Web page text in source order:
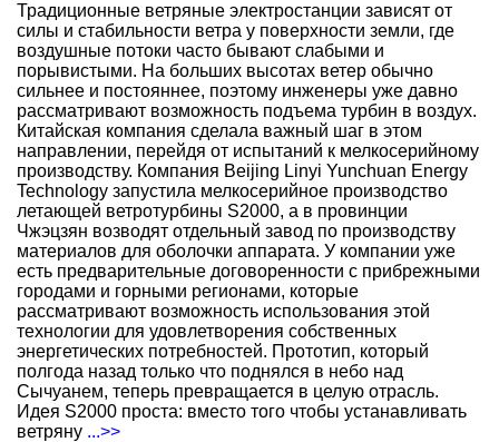
Традиционные ветряные электростанции зависят от
силы и стабильности ветра у поверхности земли, где
воздушные потоки часто бывают слабыми и
порывистыми. На больших высотах ветер обычно
сильнее и постояннее, поэтому инженеры уже давно
рассматривают возможность подъема турбин в воздух.
Китайская компания сделала важный шаг в этом
направлении, перейдя от испытаний к мелкосерийному
производству. Компания Beijing Linyi Yunchuan Energy
Technology запустила мелкосерийное производство
летающей ветротурбины S2000, а в провинции
Чжэцзян возводят отдельный завод по производству
материалов для оболочки аппарата. У компании уже
есть предварительные договоренности с прибрежными
городами и горными регионами, которые
рассматривают возможность использования этой
технологии для удовлетворения собственных
энергетических потребностей. Прототип, который
полгода назад только что поднялся в небо над
Сычуанем, теперь превращается в целую отрасль.
Идея S2000 проста: вместо того чтобы устанавливать
ветряну ...>>